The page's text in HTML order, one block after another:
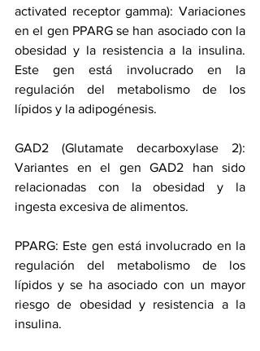
activated receptor gamma): Variaciones
en el gen PPARG se han asociado con la
obesidad y la resistencia a la insulina.
Este gen está involucrado en la
regulación del metabolismo de los
lípidos y la adipogénesis.
GAD2 (Glutamate decarboxylase 2):
Variantes en el gen GAD2 han sido
relacionadas con la obesidad y la
ingesta excesiva de alimentos.
PPARG: Este gen está involucrado en la
regulación del metabolismo de los
lípidos y se ha asociado con un mayor
riesgo de obesidad y resistencia a la
insulina.